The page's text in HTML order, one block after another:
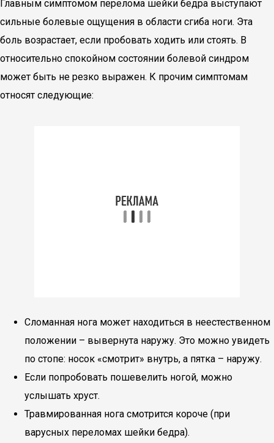
Главным симптомом перелома шейки бедра выступают
сильные болевые ощущения в области сгиба ноги. Эта
боль возрастает, если пробовать ходить или стоять. В
относительно спокойном состоянии болевой синдром
может быть не резко выражен. К прочим симптомам
относят следующие:
Сломанная нога может находиться в неестественном
положении – вывернута наружу. Это можно увидеть
по стопе: носок «смотрит» внутрь, а пятка – наружу.
Если попробовать пошевелить ногой, можно
услышать хруст.
Травмированная нога смотрится короче (при
варусных переломах шейки бедра).